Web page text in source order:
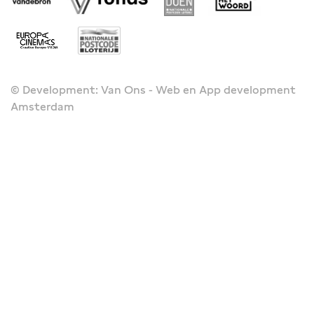
© Development: Van Ons - Web en App development
Amsterdam